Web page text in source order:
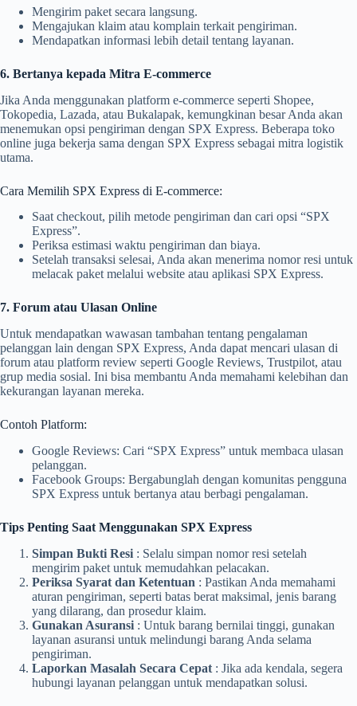
Mengirim paket secara langsung.
Mengajukan klaim atau komplain terkait pengiriman.
Mendapatkan informasi lebih detail tentang layanan.
6. Bertanya kepada Mitra E-commerce
Jika Anda menggunakan platform e-commerce seperti Shopee,
Tokopedia, Lazada, atau Bukalapak, kemungkinan besar Anda akan
menemukan opsi pengiriman dengan SPX Express. Beberapa toko
online juga bekerja sama dengan SPX Express sebagai mitra logistik
utama.
Cara Memilih SPX Express di E-commerce:
Saat checkout, pilih metode pengiriman dan cari opsi “SPX
Express”.
Periksa estimasi waktu pengiriman dan biaya.
Setelah transaksi selesai, Anda akan menerima nomor resi untuk
melacak paket melalui website atau aplikasi SPX Express.
7. Forum atau Ulasan Online
Untuk mendapatkan wawasan tambahan tentang pengalaman
pelanggan lain dengan SPX Express, Anda dapat mencari ulasan di
forum atau platform review seperti Google Reviews, Trustpilot, atau
grup media sosial. Ini bisa membantu Anda memahami kelebihan dan
kekurangan layanan mereka.
Contoh Platform:
Google Reviews: Cari “SPX Express” untuk membaca ulasan
pelanggan.
Facebook Groups: Bergabunglah dengan komunitas pengguna
SPX Express untuk bertanya atau berbagi pengalaman.
Tips Penting Saat Menggunakan SPX Express
Simpan Bukti Resi : Selalu simpan nomor resi setelah
mengirim paket untuk memudahkan pelacakan.
Periksa Syarat dan Ketentuan : Pastikan Anda memahami
aturan pengiriman, seperti batas berat maksimal, jenis barang
yang dilarang, dan prosedur klaim.
Gunakan Asuransi : Untuk barang bernilai tinggi, gunakan
layanan asuransi untuk melindungi barang Anda selama
pengiriman.
Laporkan Masalah Secara Cepat : Jika ada kendala, segera
hubungi layanan pelanggan untuk mendapatkan solusi.